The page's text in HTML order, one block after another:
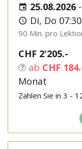
25.08.2026 -
Di, Do
90 Min. pro
CHF 2'205.-
ab CHF
Monat
Zahlen Sie in 3 -